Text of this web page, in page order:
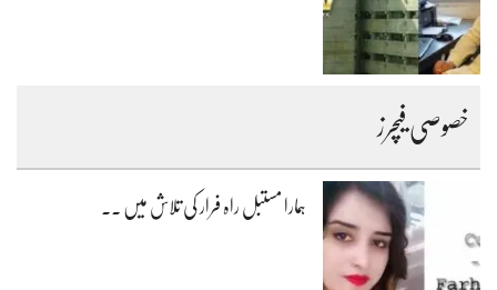
خصوصی فیچرز
ہمارا مستبل راہ فرار کی تلاش میں ۔۔